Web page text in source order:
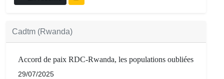
Cadtm (Rwanda)
Accord de paix RDC-Rwanda, les populations oubliées
29/07/2025